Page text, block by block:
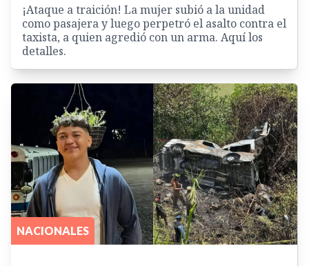
¡Ataque a traición! La mujer subió a la unidad
como pasajera y luego perpetró el asalto contra el
taxista, a quien agredió con un arma. Aquí los
detalles.
NACIONALES